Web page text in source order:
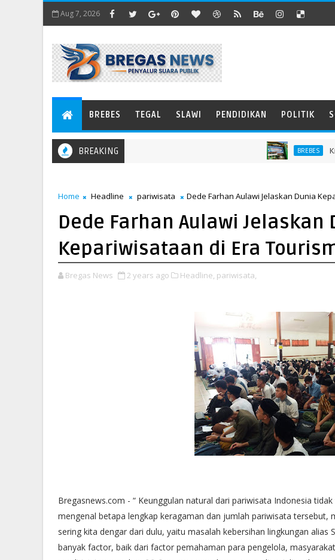
Aug 7, 2026
BREBES TEGAL SLAWI PENDIDIKAN POLITIK
BREAKING BREBES Krisis
Home Headline pariwisata Dede Farhan Aulawi Jelaskan Dunia
Dede Farhan Aulawi Jelaskan
Kepariwisataan di Era
Bregas News 2 years ago Headline, pariwisata,
Bregasnews.com - “ Keunggulan natural dari pariwisata Indonesia
mengenal betapa lengkap keragaman dan jumlah pariwisata tersebut,
sering kita dengar dari dulu, yaitu masalah kebersihan lingkungan alias
banyak factor, baik dari factor pemahaman para pengelola,